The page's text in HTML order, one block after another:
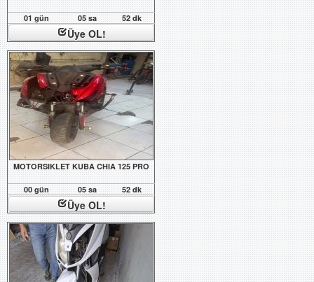
01 gün 05 sa 52 dk
Üye OL!
MOTORSIKLET KUBA CHIA 125 PRO
00 gün 05 sa 52 dk
Üye OL!